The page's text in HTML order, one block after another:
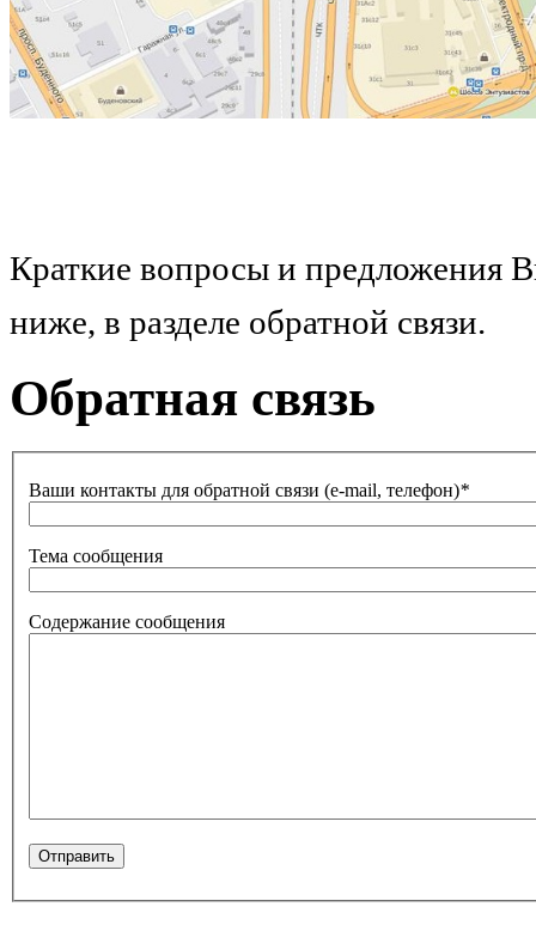
Краткие вопросы и предложения
ниже, в разделе обратной связи.
Обратная связь
Ваши контакты для обратной связи (e-mail, телефон)*
Тема сообщения
Содержание сообщения